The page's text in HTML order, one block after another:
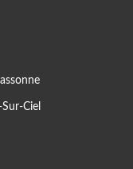
Ciel